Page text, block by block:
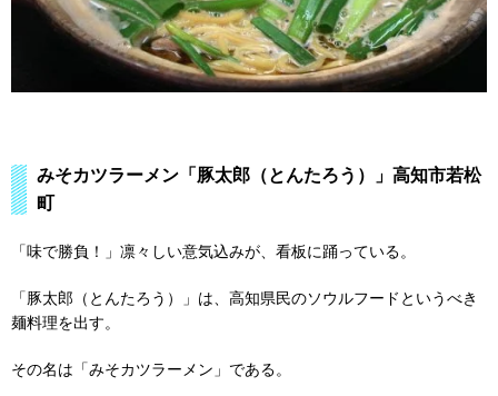
みそカツラーメン「豚太郎（とんたろう）」高知市若松
町
「味で勝負！」凛々しい意気込みが、看板に踊っている。
「豚太郎（とんたろう）」は、高知県民のソウルフードというべき
麺料理を出す。
その名は「みそカツラーメン」である。